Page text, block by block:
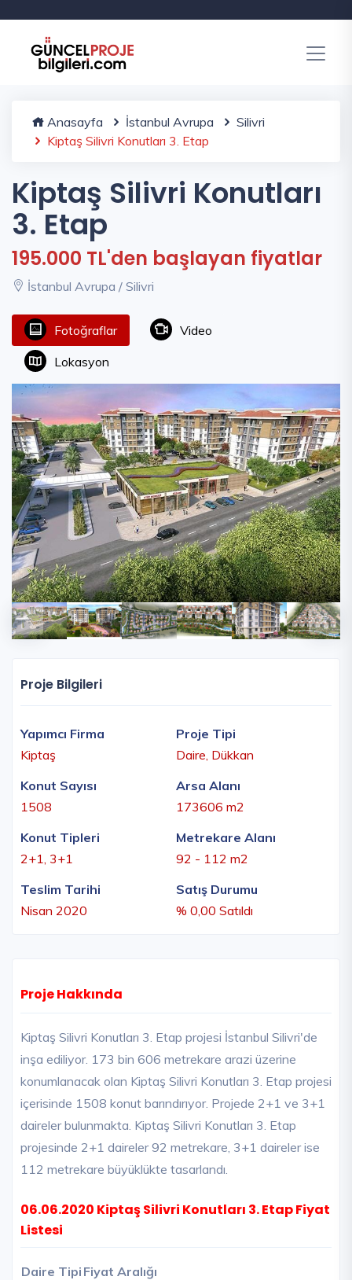
Anasayfa İstanbul Avrupa
Silivri
Kiptaş Silivri Konutları 3. Etap
Kiptaş Silivri Konutları
3. Etap
195.000 TL'den başlayan fiyatlar
İstanbul Avrupa / Silivri
Fotoğraflar
Video
Lokasyon
Proje Bilgileri
Yapımcı Firma
Kiptaş
Proje Tipi
Daire, Dükkan
Konut Sayısı
1508
Arsa Alanı
173606 m2
Konut Tipleri
2+1, 3+1
Metrekare Alanı
92 - 112 m2
Teslim Tarihi
Nisan 2020
Satış Durumu
% 0,00 Satıldı
Proje Hakkında
Kiptaş Silivri Konutları 3. Etap projesi İstanbul Silivri'de
inşa ediliyor. 173 bin 606 metrekare arazi üzerine
konumlanacak olan Kiptaş Silivri Konutları 3. Etap projesi
içerisinde 1508 konut barındırıyor. Projede 2+1 ve 3+1
daireler bulunmakta. Kiptaş Silivri Konutları 3. Etap
projesinde 2+1 daireler 92 metrekare, 3+1 daireler ise
112 metrekare büyüklükte tasarlandı.
06.06.2020 Kiptaş Silivri Konutları 3. Etap Fiyat
Listesi
Daire Tipi Fiyat Aralığı